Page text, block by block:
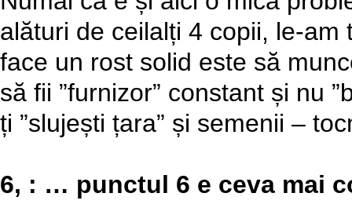
alături de ceilalți 4 copii, le-
face un rost solid este să
să fii ”furnizor” constant și nu
ți ”slujești țara” și semenii –
6, : … punctul 6 e ceva mai